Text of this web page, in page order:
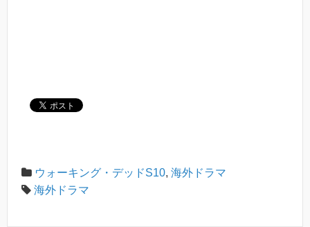
ウォーキング・デッドS10, 海外ドラマ
海外ドラマ